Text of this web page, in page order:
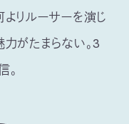
よりルーサーを演じ
力がたまらない。3
。